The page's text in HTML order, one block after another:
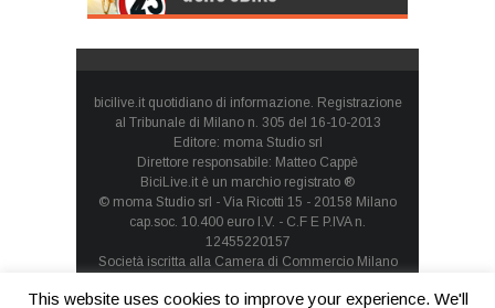
bicilive.it quotidiano di informazione. Registrazione
al Tribunale di Milano n. 305 del 16-10-2013
Editore: moma Studio srl
Direttore responsabile: Matteo Cappè
BiciLive.it è un marchio registrato ®
© moma Studio srl - Via Ricotti 15 - 20158 Milano
cap.soc. 10.400 euro I.V. - C.F E P.IVA n.
12455220157
Società iscritta alla Camera di Commercio Milano
socio unico
This website uses cookies to improve your experience. We'll